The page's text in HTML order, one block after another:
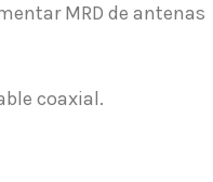
MRD de antenas
coaxial.